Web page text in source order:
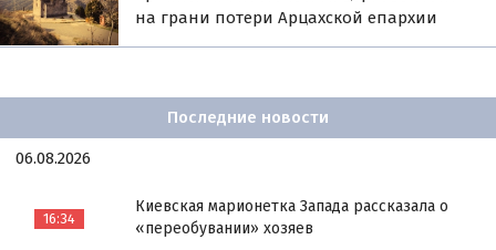
на грани потери Арцахской епархии
Последние новости
06.08.2026
16:34
Киевская марионетка Запада рассказала о
«переобувании» хозяев